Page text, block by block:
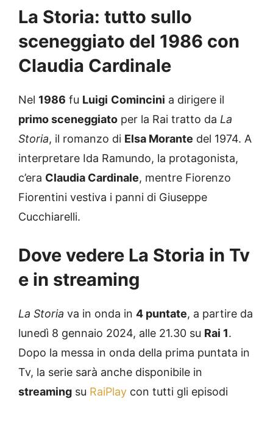
La Storia: tutto sullo
sceneggiato del 1986 con
Claudia Cardinale
Nel 1986 fu Luigi Comincini a dirigere il
primo sceneggiato per la Rai tratto da La
Storia, il romanzo di Elsa Morante del 1974. A
interpretare Ida Ramundo, la protagonista,
c’era Claudia Cardinale, mentre Fiorenzo
Fiorentini vestiva i panni di Giuseppe
Cucchiarelli.
Dove vedere La Storia in Tv
e in streaming
La Storia va in onda in 4 puntate, a partire da
lunedì 8 gennaio 2024, alle 21.30 su Rai 1.
Dopo la messa in onda della prima puntata in
Tv, la serie sarà anche disponibile in
streaming su RaiPlay con tutti gli episodi